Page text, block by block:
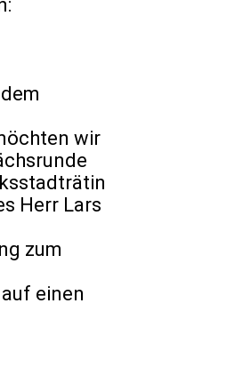
wir
Herr Lars
zum
einen